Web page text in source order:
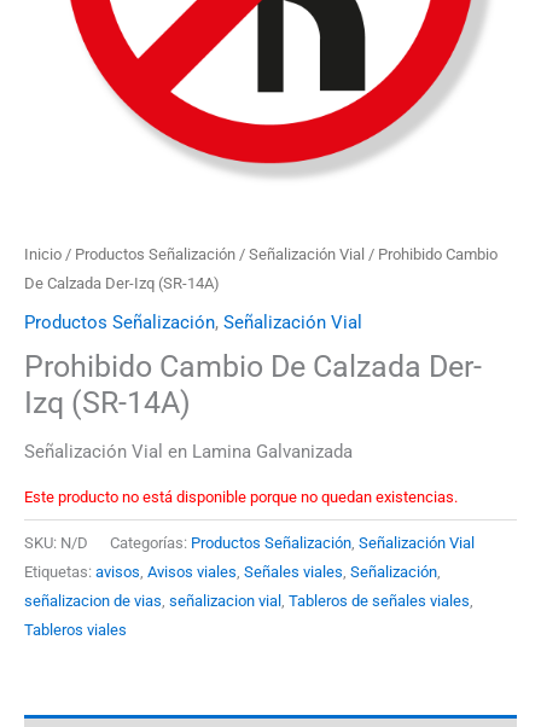
Inicio / Productos Señalización / Señalización Vial / Prohibido Cambio
De Calzada Der-Izq (SR-14A)
Productos Señalización, Señalización Vial
Prohibido Cambio De Calzada Der-
Izq (SR-14A)
Señalización Vial en Lamina Galvanizada
Este producto no está disponible porque no quedan existencias.
SKU: N/D Categorías: Productos Señalización Señalización Vial
Etiquetas: avisos Avisos viales Señales viales Señalización
señalizacion de vias señalizacion vial Tableros de señales viales
Tableros viales